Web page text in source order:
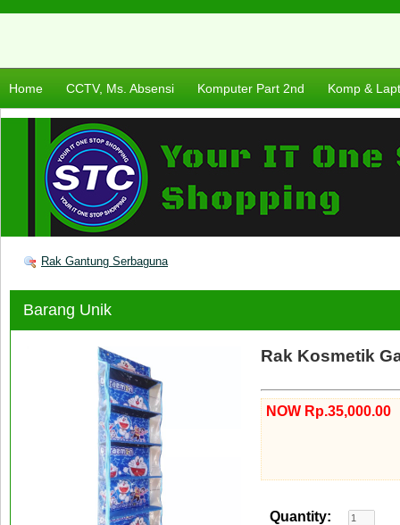
Home CCTV, Ms. Absensi Komputer Part 2nd Komp &
Rak Gantung Serbaguna
Barang Unik
Rak Kosmetik
NOW Rp.35,000.00
Quantity: